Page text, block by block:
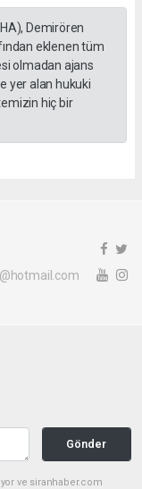
Demirören
eklenen tüm
olmadan ajans
yer alan hukuki
hiç bir
Gönder
ve siranhaber.com